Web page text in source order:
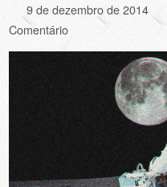
9 de dezembro de 2014
Comentário